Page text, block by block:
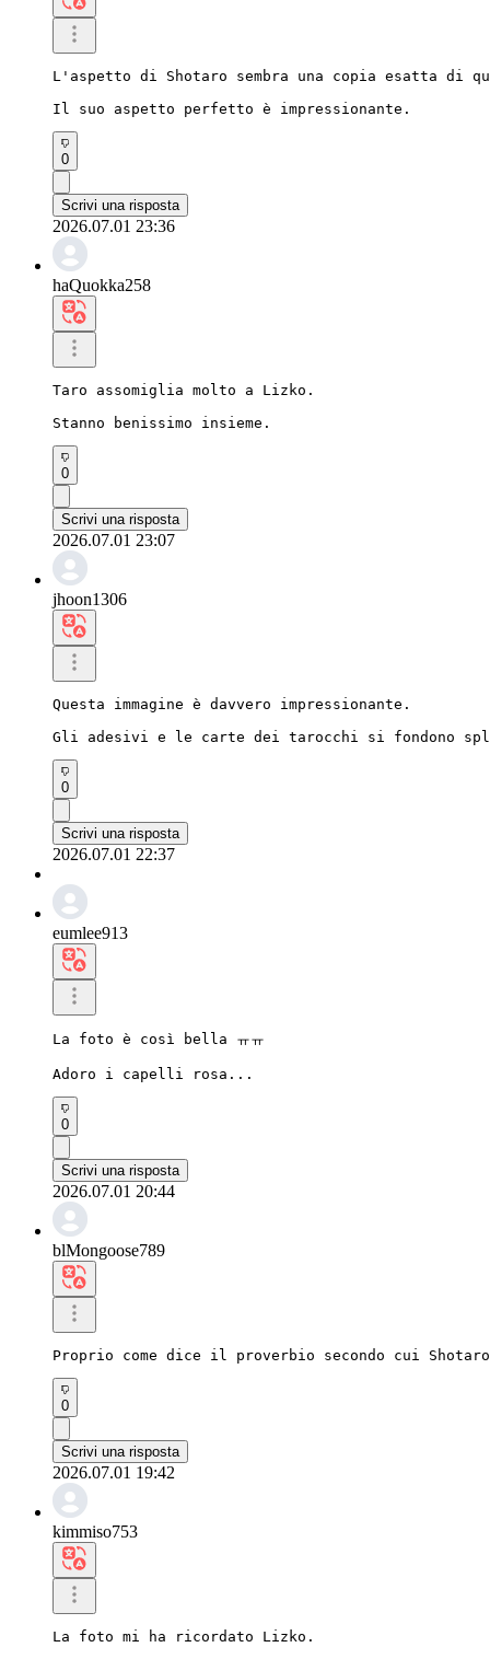
L'aspetto di Shotaro sembra una copia esatta di
Il suo aspetto perfetto è impressionante.
0
Scrivi una risposta
2026.07.01 23:36
haQuokka258
Taro assomiglia molto a Lizko.
Stanno benissimo insieme.
0
Scrivi una risposta
2026.07.01 23:07
jhoon1306
Questa immagine è davvero impressionante.
Gli adesivi e le carte dei tarocchi si fondono
0
Scrivi una risposta
2026.07.01 22:37
eumlee913
La foto è così bella ㅠㅠ
Adoro i capelli rosa...
0
Scrivi una risposta
2026.07.01 20:44
blMongoose789
Proprio come dice il proverbio secondo cui
0
Scrivi una risposta
2026.07.01 19:42
kimmiso753
La foto mi ha ricordato Lizko.